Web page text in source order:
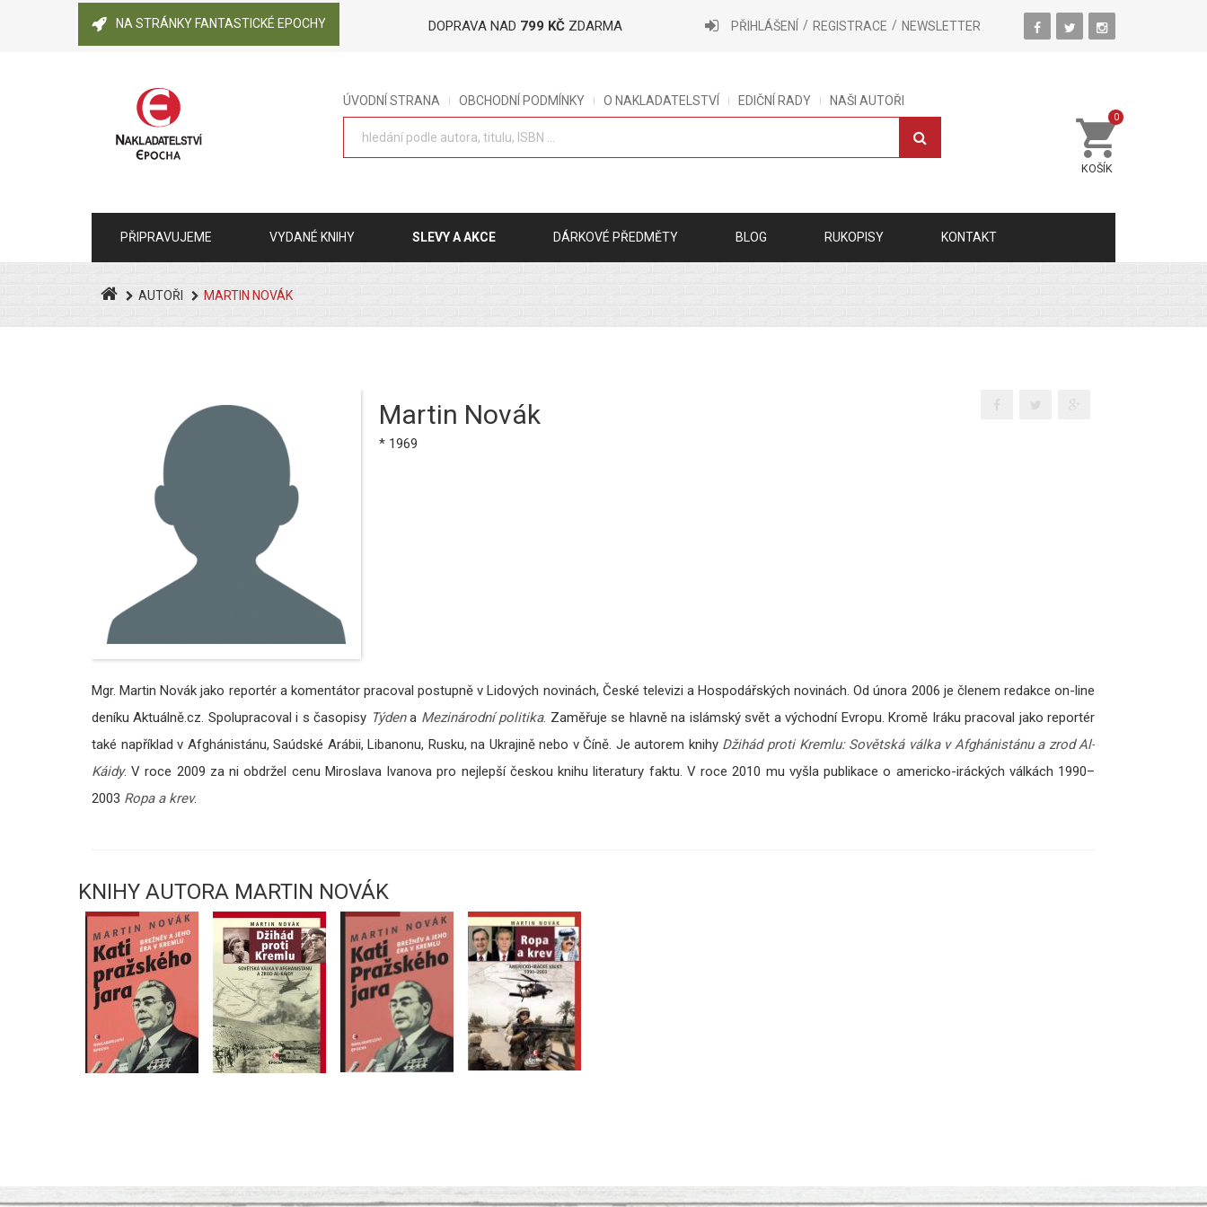
NA STRÁNKY FANTASTICKÉ EPOCHY DOPRAVA NAD 799 KČ ZDARMA PŘIHLÁŠENÍ REGISTRACE NEWSLETTER
ÚVODNÍ STRANA OBCHODNÍ PODMÍNKY O NAKLADATELSTVÍ EDIČNÍ RADY NAŠI AUTOŘI
KOŠÍK
0
PŘIPRAVUJEME VYDANÉ KNIHY SLEVY A AKCE DÁRKOVÉ PŘEDMĚTY BLOG RUKOPISY KONTAKT
AUTOŘI MARTIN NOVÁK
Martin Novák
* 1969
Mgr. Martin Novák jako reportér a komentátor pracoval postupně v Lidových novinách, České televizi a Hospodářských novinách. Od února 2006 je členem redakce on-line
deníku Aktuálně.cz. Spolupracoval i s časopisy Týdena Mezinárodní politika. Zaměřuje se hlavně na islámský svět a východní Evropu. Kromě Iráku pracoval jako reportér
také například v Afghánistánu, Saúdské Arábii, Libanonu, Rusku, na Ukrajině nebo v Číně. Je autorem knihy Džihád proti Kremlu: Sovětská válka v Afghánistánu a zrod Al-
Káidy. V roce 2009 za ni obdržel cenu Miroslava Ivanova pro nejlepší českou knihu literatury faktu. V roce 2010 mu vyšla publikace o americko-iráckých válkách 1990–
2003 Ropa a krev.
KNIHY AUTORA MARTIN NOVÁK